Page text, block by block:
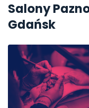
Salony
Gdańsk